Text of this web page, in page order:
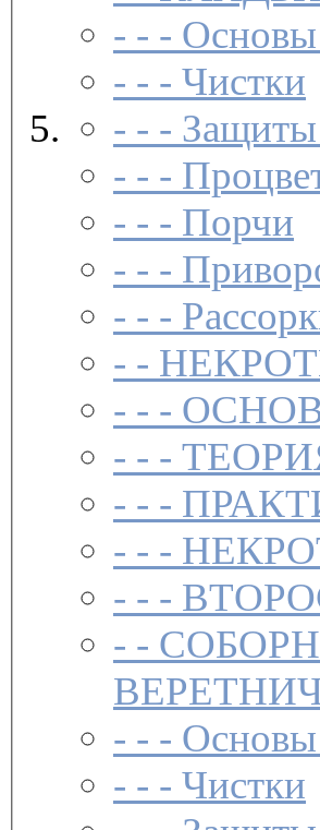
- - - Основы
- - - Чистки­
- - - Защиты
- - -
- - - Порчи­
- - -
- - -
- -
- - -
- - -
- - -
- - -
- - -
- -
- - - Основы
- - - Чистки­